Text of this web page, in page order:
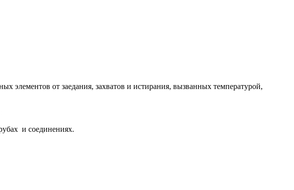
элементов от заедания, захватов и истирания, вызванных температурой,
и соединениях.